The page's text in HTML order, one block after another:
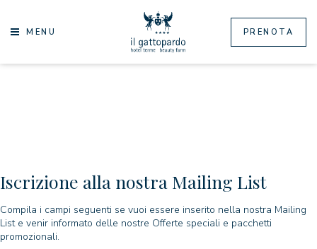
MENU PRENOTA
Iscrizione alla nostra Mailing List
Compila i campi seguenti se vuoi essere inserito nella nostra Mailing
List e venir informato delle nostre Offerte speciali e pacchetti
promozionali.